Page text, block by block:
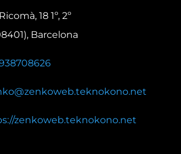
18 1º, 2º
Barcelona
zenkoweb.teknokono.net